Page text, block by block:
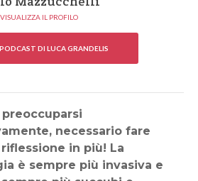
VISUALIZZA IL PROFILO
necessario fare
in più! La
è sempre più invasiva e